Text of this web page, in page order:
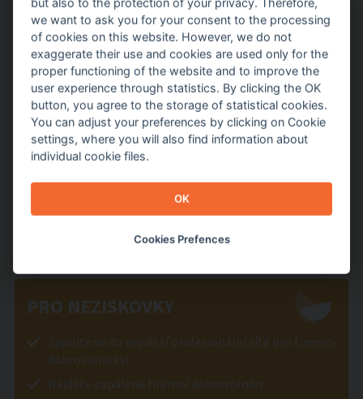
PRO FIRMY
Nadchneme vás pro dobrou věc a zajistíme, že
pomůžete tam, kde je to třeba
Připravíme dobrovolnický event s přidanou
hodnotou
JAK TO FUNGUJE
PRO NEZISKOVKY
Zapojte se do největší profesionální sítě pro firemní
dobrovolnictví
Najděte zapálené firemní dobrovolníky
we want to ask you for your consent to the processing
of cookies on this website. However, we do not
exaggerate their use and cookies are used only for the
proper functioning of the website and to improve the
user experience through statistics. By clicking the OK
button, you agree to the storage of statistical cookies.
You can adjust your preferences by clicking on Cookie
settings, where you will also find information about
individual cookie files.
OK
Cookies Prefences